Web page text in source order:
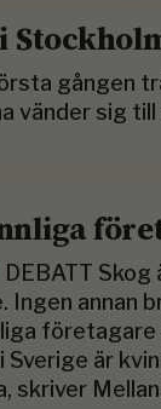
gången
vänder sig
DEBATT
Ingen annan
Sverige är
skriver